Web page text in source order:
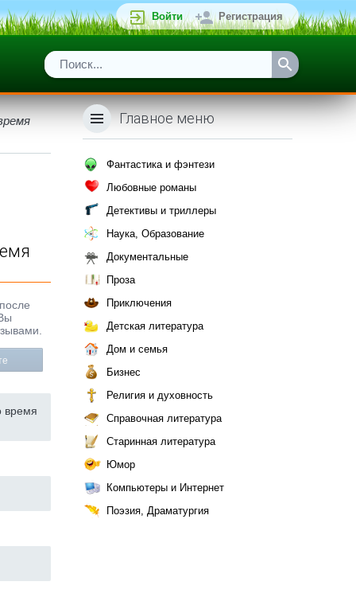
Войти Регистрация
время
Главное меню
Фантастика и фэнтези
Любовные романы
Детективы и триллеры
Наука, Образование
Документальные
Проза
Приключения
Детская литература
Дом и семья
Бизнес
Религия и духовность
Справочная литература
Старинная литература
Юмор
Компьютеры и Интернет
Поэзия, Драматургия